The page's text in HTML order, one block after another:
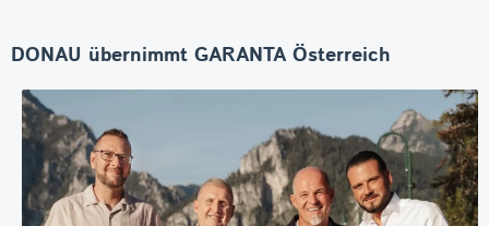
DONAU übernimmt GARANTA Österreich